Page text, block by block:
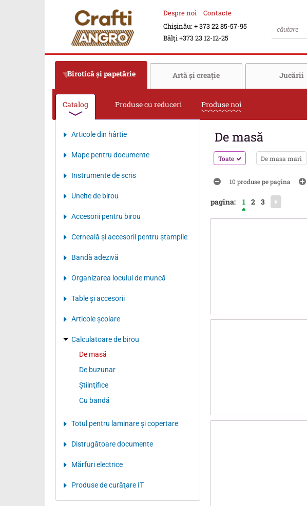
Despre noi
Contacte
Chișinău: + 373 22 85-57-95
Bălți +373 23 12-12-25
Birotică şi papetărie Artă şi creaţie Jucării
Catalog Produse cu reduceri Produse noi
Articole din hârtie
Mape pentru documente
Instrumente de scris
Unelte de birou
Accesorii pentru birou
Cerneală şi accesorii pentru ştampile
Bandă adezivă
Organizarea locului de muncă
Table şi accesorii
Articole şcolare
Calculatoare de birou
De masă
De buzunar
Ştiinţifice
Cu bandă
Totul pentru laminare şi copertare
Distrugătoare documente
Mărfuri electrice
Produse de curăţare IT
De masă
Toate De masa mari
10 produse pe pagina
pagina:
1 2 3